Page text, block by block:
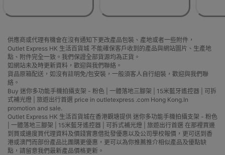
供應商或代理有機會在沒有通知下更改產品包裝、產地或者一些附件，
Outlet Express HK 生活百貨城 不能確保客戶收到的產品與網站圖片、生產地
點、附件完全一致。我們保證全部貨源均為正貨。
如網站未及時更新資料，歡迎與我們聯絡。
貨品原箱配送，如沒有註明免/包安裝，一般須客人自行組裝，歡迎與我們聯
絡。
Buy 迷你多功能手機拍攝支架 - 粉色 | 一體落地三腳架 | 15米藍牙遙控器 | 可拆
式補光燈 | 旅遊出行首選 price in outletexpress .com Hong Kong.In
promotion and sale.
Outlet Express HK 生活百貨城在香港觀塘提供 迷你多功能手機拍攝支架 - 粉色
| 一體落地三腳架 | 15米藍牙遙控器 | 可拆式補光燈 | 旅遊出行首選 在那裡買邊
到買或邊度買代理資料及價錢實惠借批發優惠以及公司學校報價，更可送到香
港或澳門而部份產品比團購更優惠，更可以為你推薦推介相似產品及優點缺
點，請留意我們最新產品價格更新。